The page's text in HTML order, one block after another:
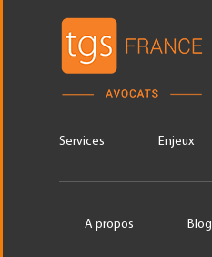
Services Enjeux
A propos Blog